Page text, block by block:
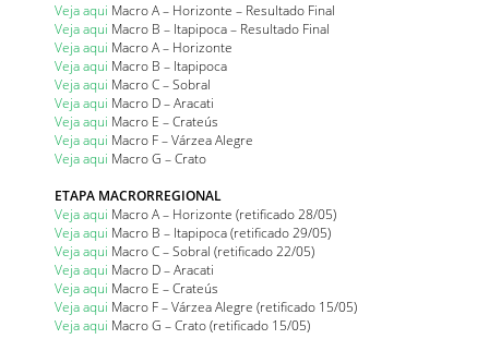
Veja aqui Macro A – Horizonte – Resultado Final
Veja aqui Macro B – Itapipoca – Resultado Final
Veja aqui Macro A – Horizonte
Veja aqui Macro B – Itapipoca
Veja aqui Macro C – Sobral
Veja aqui Macro D – Aracati
Veja aqui Macro E – Crateús
Veja aqui Macro F – Várzea Alegre
Veja aqui Macro G – Crato
ETAPA MACRORREGIONAL
Veja aqui Macro A – Horizonte (retificado 28/05)
Veja aqui Macro B – Itapipoca (retificado 29/05)
Veja aqui Macro C – Sobral (retificado 22/05)
Veja aqui Macro D – Aracati
Veja aqui Macro E – Crateús
Veja aqui Macro F – Várzea Alegre (retificado 15/05)
Veja aqui Macro G – Crato (retificado 15/05)